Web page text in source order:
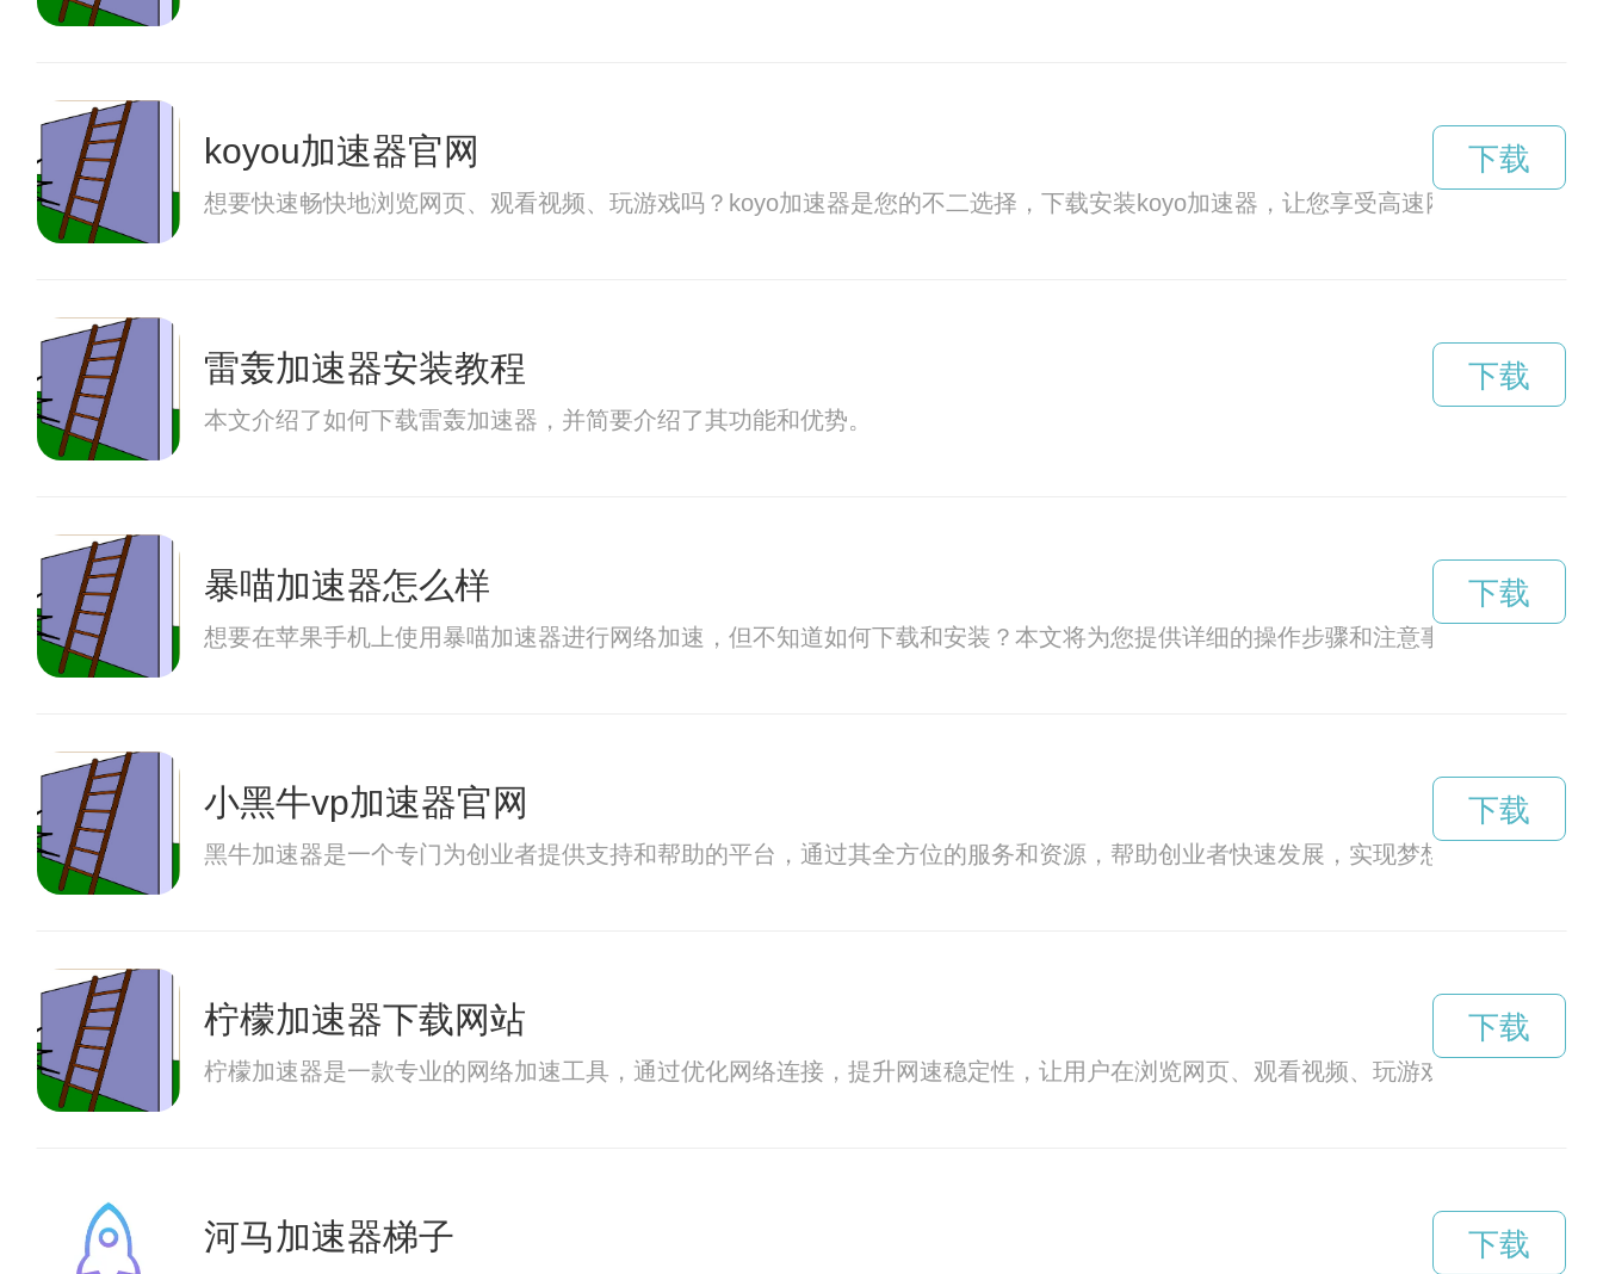
koyou加速器官网
想要快速畅快地浏览网页、观看视频、玩游戏吗？koyo加速器是您的不二选择，下载安装koyo加速器，让您享受高速网络体验。
下载
雷轰加速器安装教程
本文介绍了如何下载雷轰加速器，并简要介绍了其功能和优势。
下载
暴喵加速器怎么样
想要在苹果手机上使用暴喵加速器进行网络加速，但不知道如何下载和安装？本文将为您提供详细的操作步骤和注意事项。
下载
小黑牛vp加速器官网
黑牛加速器是一个专门为创业者提供支持和帮助的平台，通过其全方位的服务和资源，帮助创业者快速发展，实现梦想。
下载
柠檬加速器下载网站
柠檬加速器是一款专业的网络加速工具，通过优化网络连接，提升网速稳定性，让用户在浏览网页、观看视频、玩游戏等各种网络活
下载
河马加速器梯子 下载